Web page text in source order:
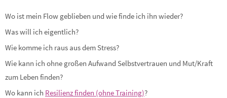
Wo ist mein Flow geblieben und wie finde ich ihn wieder?
Was will ich eigentlich?
Wie komme ich raus aus dem Stress?
Wie kann ich ohne großen Aufwand Selbstvertrauen und Mut/Kraft
zum Leben finden?
Wo kann ich Resilienz finden (ohne Training)?